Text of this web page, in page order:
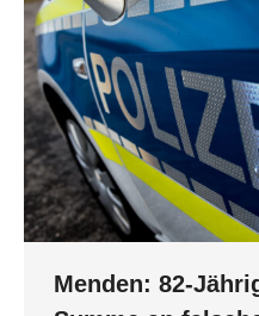
Menden: 82-